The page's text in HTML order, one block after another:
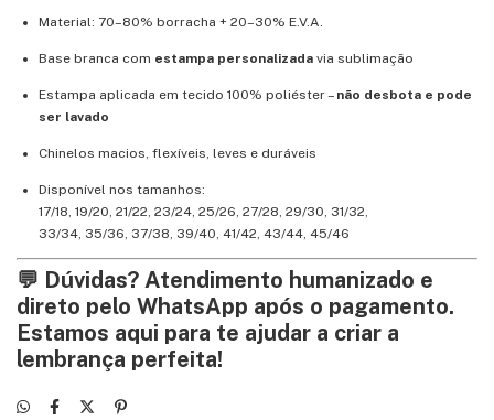
Material: 70–80% borracha + 20–30% E.V.A.
Base branca com estampa personalizada via sublimação
Estampa aplicada em tecido 100% poliéster – não desbota e pode
ser lavado
Chinelos macios, flexíveis, leves e duráveis
Disponível nos tamanhos:
17/18, 19/20, 21/22, 23/24, 25/26, 27/28, 29/30, 31/32,
33/34, 35/36, 37/38, 39/40, 41/42, 43/44, 45/46
💬 Dúvidas? Atendimento humanizado e
direto pelo WhatsApp após o pagamento.
Estamos aqui para te ajudar a criar a
lembrança perfeita!